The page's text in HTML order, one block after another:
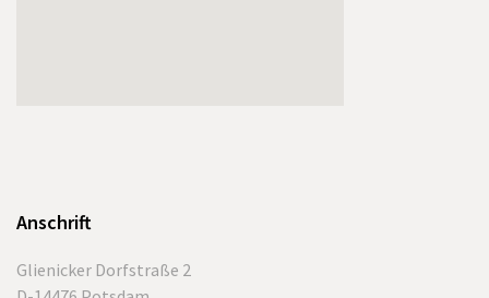
Anschrift
Glienicker Dorfstraße 2